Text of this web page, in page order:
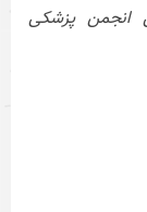
انجمن پزشکی